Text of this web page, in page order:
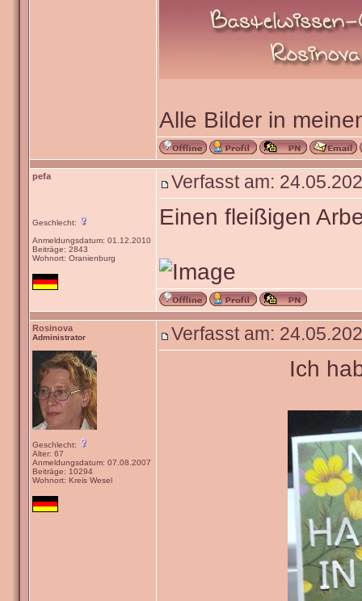
Alle Bilder in
pefa
Geschlecht:
Anmeldungsdatum: 01.12.2010
Beiträge: 2843
Wohnort: Oranienburg
Verfasst am:
Einen fleißigen
Rosinova
Administrator
Geschlecht:
Alter: 67
Anmeldungsdatum: 07.08.2007
Beiträge: 10294
Wohnort: Kreis Wesel
Verfasst am:
Ich